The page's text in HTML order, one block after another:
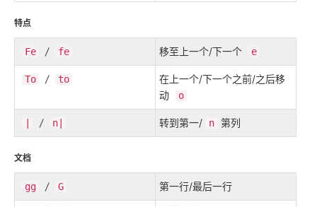
特点
Fe / fe 移至上一个/下一个 e
To / to
在上一个/下一个之前/之后移
动
o
/ n| 转到第一/ n 第列
文档
gg / G 第一行/最后一行